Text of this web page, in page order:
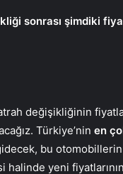
sonrası şimdiki
değişikliğinin
Türkiye’nin en
bu
yeni fiyatlarının